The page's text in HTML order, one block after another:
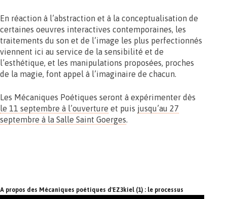
En réaction à l’abstraction et à la conceptualisation de
certaines oeuvres interactives contemporaines, les
traitements du son et de l’image les plus perfectionnés
viennent ici au service de la sensibilité et de
l’esthétique, et les manipulations proposées, proches
de la magie, font appel à l’imaginaire de chacun.
Les Mécaniques Poétiques seront à expérimenter dès
le 11 septembre à l’ouverture et puis jusqu’au 27
septembre à la Salle Saint Goerges.
A propos des Mécaniques poétiques d'EZ3kiel (1) : le processus